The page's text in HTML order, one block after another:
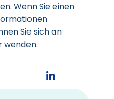
Wenn Sie einen
Sie sich an
wenden.